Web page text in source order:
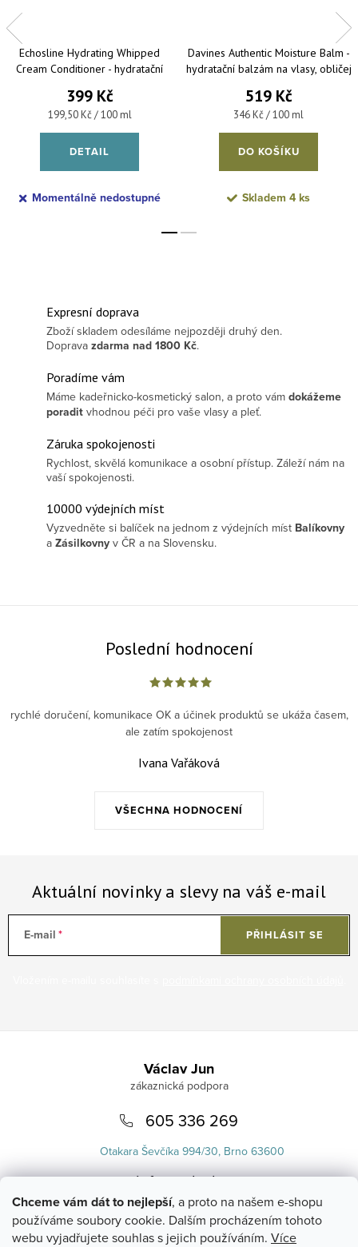
Chceme vám dát to nejlepší, a proto na našem e-shopu
používáme soubory cookie. Dalším procházením tohoto
webu vyjadřujete souhlas s jejich používáním. Více
Echosline Hydrating Whipped
Cream Conditioner - hydratační
399 Kč
Měrná cena:
199,50 Kč / 100 ml
DETAIL
Momentálně nedostupné
Davines Authentic Moisture Balm -
hydratační balzám na vlasy, obličej
519 Kč
Měrná cena:
346 Kč / 100 ml
DO KOŠÍKU
Skladem 4 ks
Expresní doprava
Zboží skladem odesíláme nejpozději druhý den.
Doprava zdarma nad 1800 Kč.
Poradíme vám
Máme kadeřnicko-kosmetický salon, a proto vám dokážeme
poradit vhodnou péči pro vaše vlasy a pleť.
Záruka spokojenosti
Rychlost, skvělá komunikace a osobní přístup. Záleží nám na
vaší spokojenosti.
10000 výdejních míst
Vyzvedněte si balíček na jednom z výdejních míst Balíkovny
a Zásilkovny v ČR a na Slovensku.
Poslední hodnocení
VŠECHNA HODNOCENÍ
rychlé doručení, komunikace OK a účinek produktů se ukáža časem,
ale zatím spokojenost
Ivana Vařáková
Aktuální novinky a slevy na váš e-mail
E-mail PŘIHLÁSIT SE
Václav Jun
605 336 269
Otakara Ševčíka 994/30, Brno 63600
info@uvlasku.cz